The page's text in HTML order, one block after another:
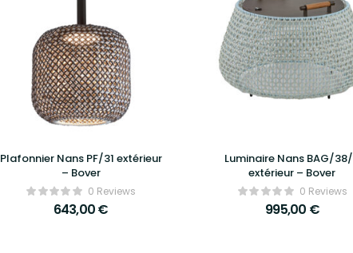
Plafonnier Nans PF/31 extérieur
– Bover
0 Reviews
643,00€
Luminaire Nans BAG/
extérieur – Bover
0 Reviews
995,00 €